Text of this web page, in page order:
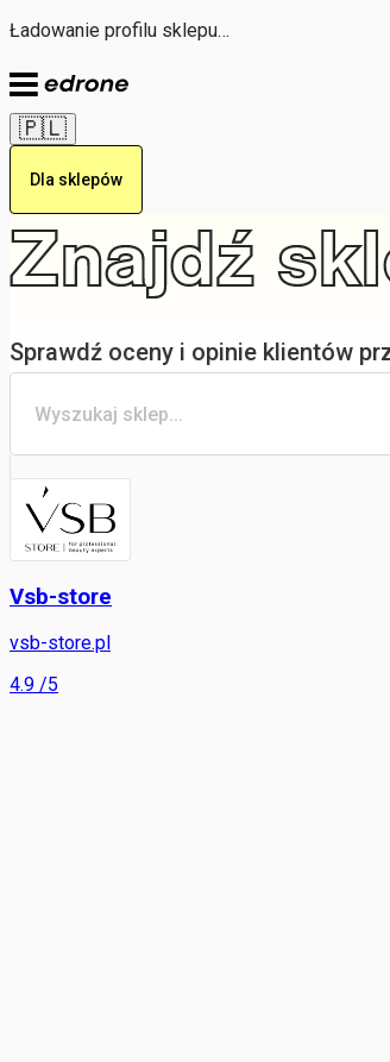
Ładowanie profilu sklepu…
🇵🇱
Dla sklepów
Znajdź
Sprawdź oceny i opinie klientów
Vsb-store
vsb-store.pl
4.9 /5